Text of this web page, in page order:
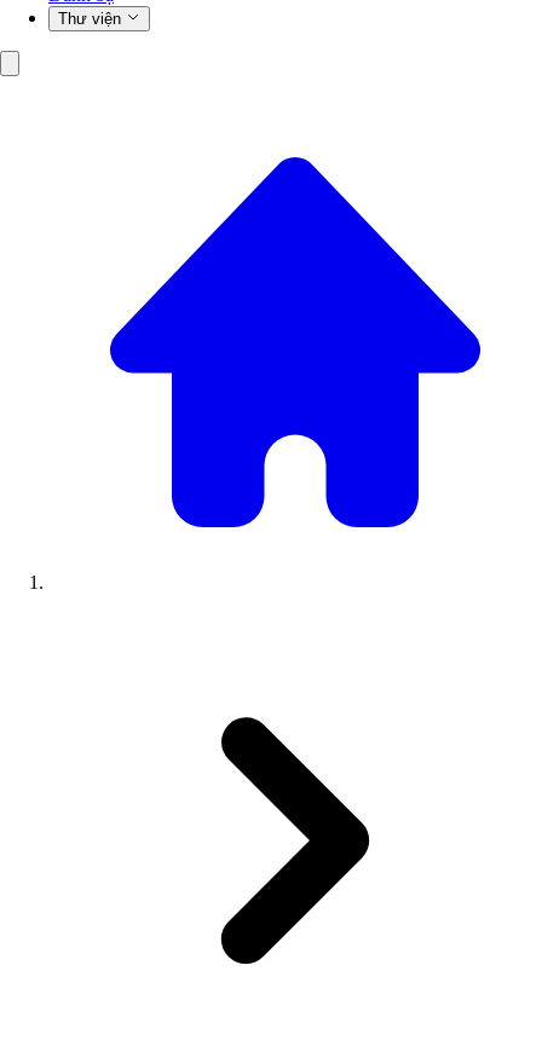
Thư viện